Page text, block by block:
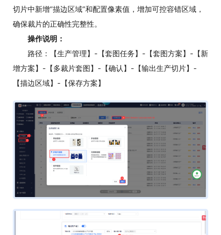
切片中新增“描边区域”和配置像素值，增加可控容错区域，
确保裁片的正确性完整性。
操作说明：
路径：【生产管理】-【套图任务】-【套图方案】-【新
增方案】-【多裁片套图】-【确认】-【输出生产切片】-
【描边区域】-【保存方案】